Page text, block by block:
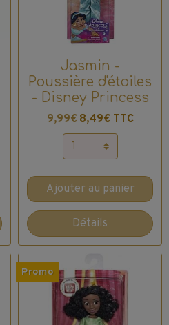
Jasmin -
Poussière d'étoiles
- Disney Princess
9,99€ 8,49€ TTC
Ajouter au panier
Détails
Promo